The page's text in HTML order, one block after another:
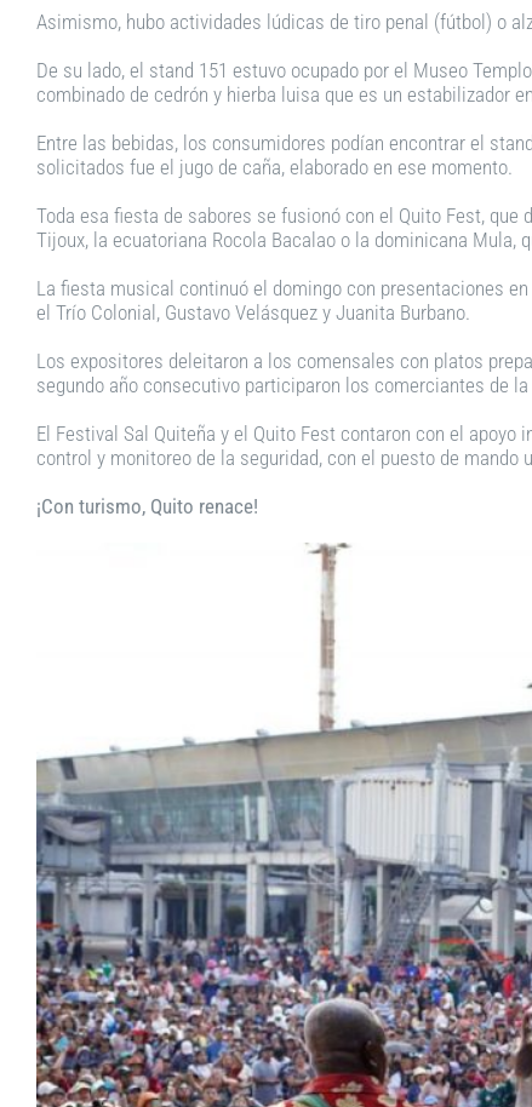
Asimismo, hubo actividades lúdicas de tiro penal (fútbol) o
De su lado, el stand 151 estuvo ocupado por el Museo
combinado de cedrón y hierba luisa que es un estabilizador
Entre las bebidas, los consumidores podían encontrar el
solicitados fue el jugo de caña, elaborado en ese momento.
Toda esa fiesta de sabores se fusionó con el Quito Fest,
Tijoux, la ecuatoriana Rocola Bacalao o la dominicana Mula,
La fiesta musical continuó el domingo con presentaciones
el Trío Colonial, Gustavo Velásquez y Juanita Burbano.
Los expositores deleitaron a los comensales con platos
segundo año consecutivo participaron los comerciantes de
El Festival Sal Quiteña y el Quito Fest contaron con el
control y monitoreo de la seguridad, con el puesto de
¡Con turismo, Quito renace!